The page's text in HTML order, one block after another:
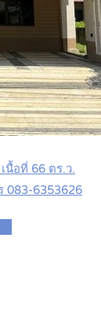
นื้อที่ 66 ตร.ว.
083-6353626